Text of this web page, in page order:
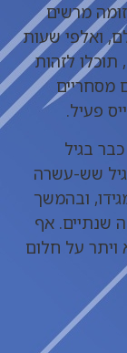
מרשים
ואלפי שעות
תוכלו לזהות
מסחריים
פעיל.
בגיל
שש-עשרה
ובהמשך
שנתיים. אף
על חלום